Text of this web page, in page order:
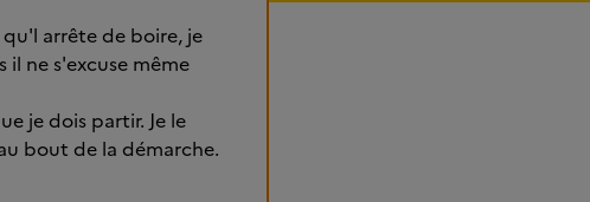
qu'l arrête de boire, je
ne s'excuse même
je dois partir. Je le
bout de la démarche.